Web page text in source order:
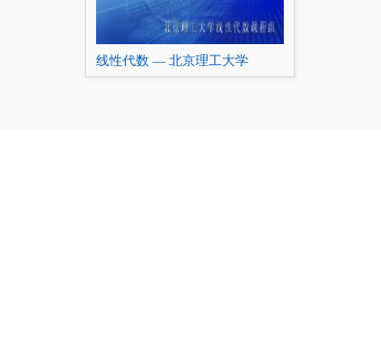
线性代数 — 北京理工大学